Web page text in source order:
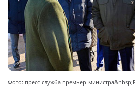
Фото: пресс-служба премьер-